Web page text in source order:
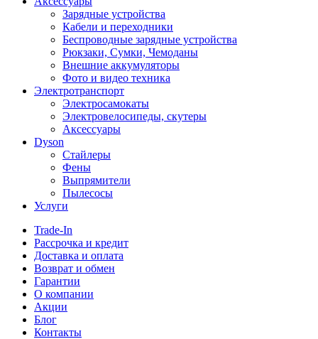
Зарядные устройства
Кабели и переходники
Беспроводные зарядные устройства
Рюкзаки, Сумки, Чемоданы
Внешние аккумуляторы
Фото и видео техника
Электротранспорт
Электросамокаты
Электровелосипеды, скутеры
Аксессуары
Dyson
Стайлеры
Фены
Выпрямители
Пылесосы
Услуги
Trade-In
Рассрочка и кредит
Доставка и оплата
Возврат и обмен
Гарантии
О компании
Акции
Блог
Контакты